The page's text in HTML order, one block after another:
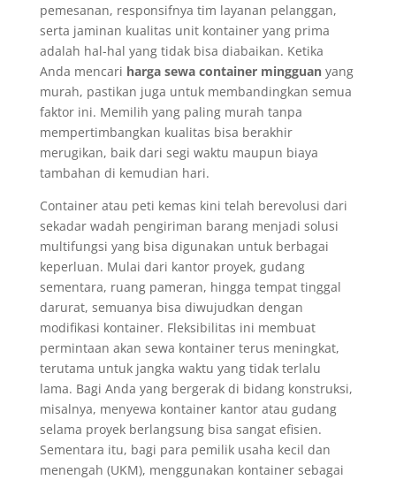
pemesanan, responsifnya tim layanan pelanggan,
serta jaminan kualitas unit kontainer yang prima
adalah hal-hal yang tidak bisa diabaikan. Ketika
Anda mencari harga sewa container mingguanyang
murah, pastikan juga untuk membandingkan semua
faktor ini. Memilih yang paling murah tanpa
mempertimbangkan kualitas bisa berakhir
merugikan, baik dari segi waktu maupun biaya
tambahan di kemudian hari.
Container atau peti kemas kini telah berevolusi dari
sekadar wadah pengiriman barang menjadi solusi
multifungsi yang bisa digunakan untuk berbagai
keperluan. Mulai dari kantor proyek, gudang
sementara, ruang pameran, hingga tempat tinggal
darurat, semuanya bisa diwujudkan dengan
modifikasi kontainer. Fleksibilitas ini membuat
permintaan akan sewa kontainer terus meningkat,
terutama untuk jangka waktu yang tidak terlalu
lama. Bagi Anda yang bergerak di bidang konstruksi,
misalnya, menyewa kontainer kantor atau gudang
selama proyek berlangsung bisa sangat efisien.
Sementara itu, bagi para pemilik usaha kecil dan
menengah (UKM), menggunakan kontainer sebagai